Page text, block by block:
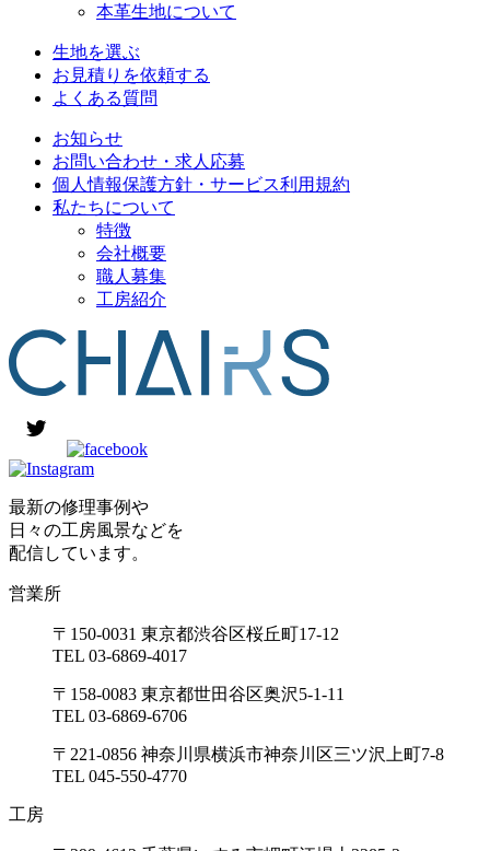
本革生地について
生地を選ぶ
お見積りを依頼する
よくある質問
お知らせ
お問い合わせ・求人応募
個人情報保護方針・サービス利用規約
私たちについて
特徴
会社概要
職人募集
工房紹介
最新の修理事例や
日々の工房風景などを
配信しています。
営業所
〒150-0031 東京都渋谷区桜丘町17-12
TEL 03-6869-4017
〒158-0083 東京都世田谷区奥沢5-1-11
TEL 03-6869-6706
〒221-0856 神奈川県横浜市神奈川区三ツ沢上町7-8
TEL 045-550-4770
工房